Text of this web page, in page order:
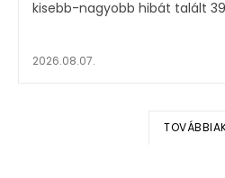
2026.08.07.